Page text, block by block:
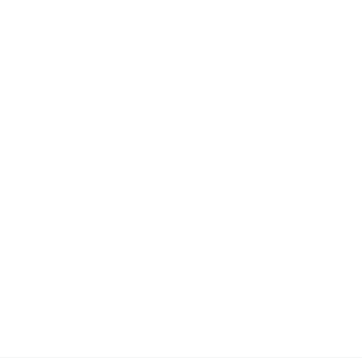
INCALZITOR pentru confort termic in sezonul rece.